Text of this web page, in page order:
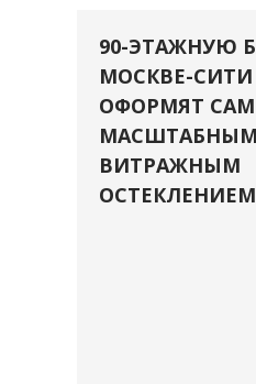
90-ЭТАЖНУЮ
МОСКВЕ-СИТИ
ОФОРМЯТ
МАСШТАБНЫМ
ВИТРАЖНЫМ
ОСТЕКЛЕНИЕМ